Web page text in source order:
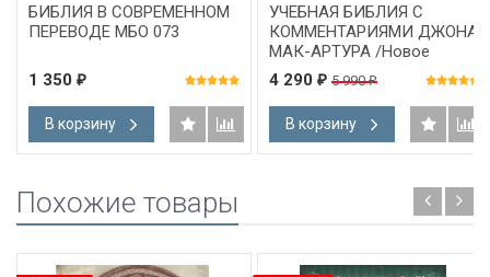
БИБЛИЯ В СОВРЕМЕННОМ
ПЕРЕВОДЕ МБО 073
1 350 ₽
В корзину
УЧЕБНАЯ БИБЛИЯ С
КОММЕНТАРИЯМИ ДЖОНА
МАК-АРТУРА /Новое
издание!/
4 290 ₽ 5 990₽
В корзину
Похожие товары